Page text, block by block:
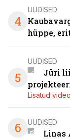
4
UUDISED
hüppe,
5
UUDISED
Jüri
Lisatud
6 UUDISED
Linas